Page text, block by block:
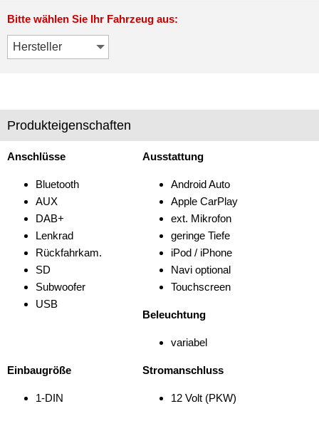
Bitte wählen Sie Ihr Fahrzeug aus:
Produkteigenschaften
Anschlüsse
Bluetooth
AUX
DAB+
Lenkrad
Rückfahrkam.
SD
Subwoofer
USB
Ausstattung
Android Auto
Apple CarPlay
ext. Mikrofon
geringe Tiefe
iPod / iPhone
Navi optional
Touchscreen
Beleuchtung
variabel
Einbaugröße
1-DIN
Stromanschluss
12 Volt (PKW)